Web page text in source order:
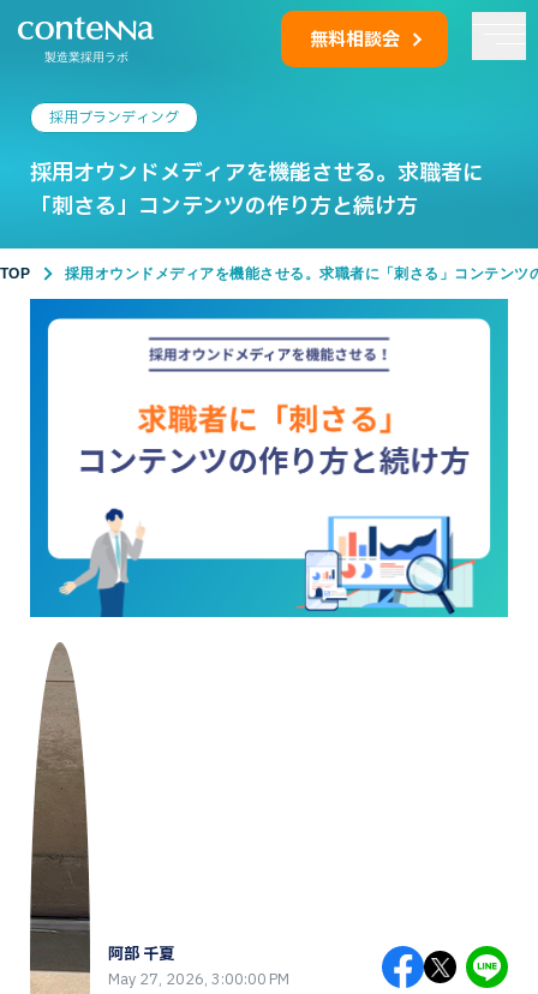
製造業採用ラボ
無料相談会
採用ブランディング
採用オウンドメディアを機能させる。求職者に
「刺さる」コンテンツの作り方と続け方
TOP 採用オウンドメディアを機能させる。求職者に「刺さる」コンテンツ
阿部 千夏
May 27, 2026, 3:00:00 PM